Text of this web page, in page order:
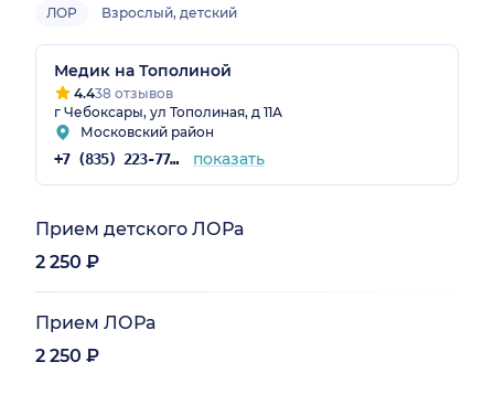
ЛОР Взрослый, детский
Медик на Тополиной
4.438 отзывов
г Чебоксары, ул Тополиная, д 11А
Московский район
+7 (835) 223-77-23 показать
Прием детского ЛОРа
2 250 ₽
Прием ЛОРа
2 250 ₽